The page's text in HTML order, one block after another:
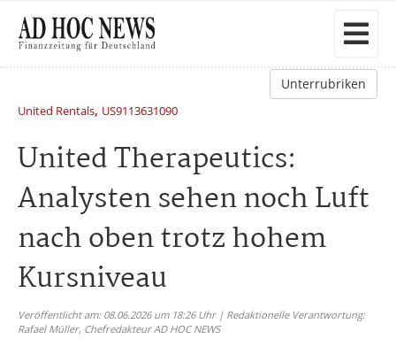
Unterrubriken
United Rentals, US9113631090
United Therapeutics:
Analysten sehen noch Luft
nach oben trotz hohem
Kursniveau
Veröffentlicht am: 08.06.2026 um 18:26 Uhr | Redaktionelle Verantwortung:
Rafael Müller, Chefredakteur AD HOC NEWS